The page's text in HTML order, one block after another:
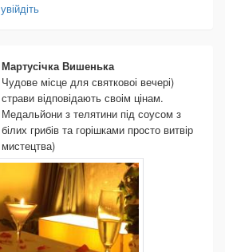
увійдіть
Мартусічка Вишенька
Чудове місце для святковоі вечері)
страви відповідають своім цінам.
Медальйони з телятини під соусом з
білих грибів та горішками просто витвір
мистецтва)